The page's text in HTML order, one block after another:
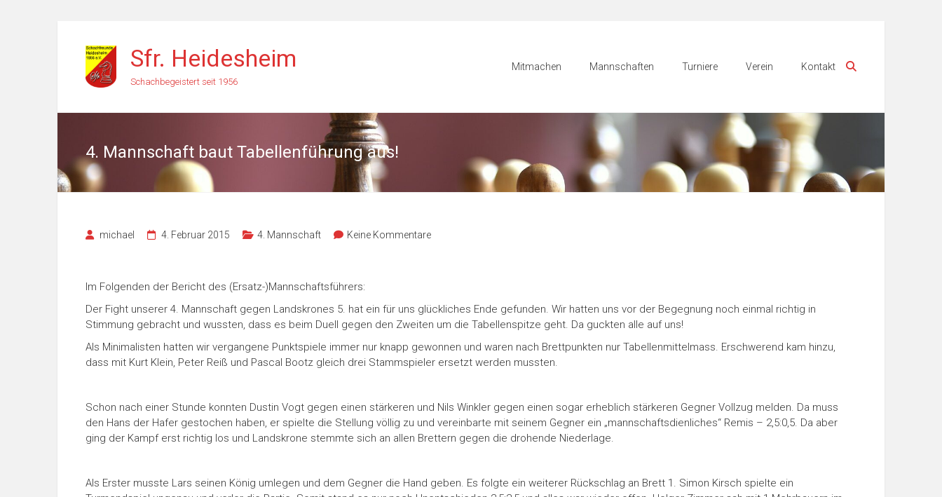
springen
Sfr. Heidesheim
Schachbegeistert seit 1956
Mitmachen Mannschaften Turniere Verein Kontakt
4. Mannschaft baut Tabellenführung aus!
michael 4. Februar 2015 4. Mannschaft Keine Kommentare
Im Folgenden der Bericht des (Ersatz-)Mannschaftsführers:
Der Fight unserer 4. Mannschaft gegen Landskrones 5. hat ein für uns glückliches Ende gefunden. Wir hatten uns vor der Begegnung noch einmal richtig in
Stimmung gebracht und wussten, dass es beim Duell gegen den Zweiten um die Tabellenspitze geht. Da guckten alle auf uns!
Als Minimalisten hatten wir vergangene Punktspiele immer nur knapp gewonnen und waren nach Brettpunkten nur Tabellenmittelmass. Erschwerend kam hinzu,
dass mit Kurt Klein, Peter Reiß und Pascal Bootz gleich drei Stammspieler ersetzt werden mussten.
Schon nach einer Stunde konnten Dustin Vogt gegen einen stärkeren und Nils Winkler gegen einen sogar erheblich stärkeren Gegner Vollzug melden. Da muss
den Hans der Hafer gestochen haben, er spielte die Stellung völlig zu und vereinbarte mit seinem Gegner ein „mannschaftsdienliches“ Remis – 2,5:0,5. Da aber
ging der Kampf erst richtig los und Landskrone stemmte sich an allen Brettern gegen die drohende Niederlage.
Als Erster musste Lars seinen König umlegen und dem Gegner die Hand geben. Es folgte ein weiterer Rückschlag an Brett 1. Simon Kirsch spielte ein